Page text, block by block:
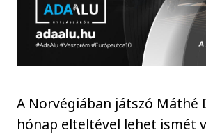
A Norvégiában játszó Máthé
hónap elteltével lehet ismét